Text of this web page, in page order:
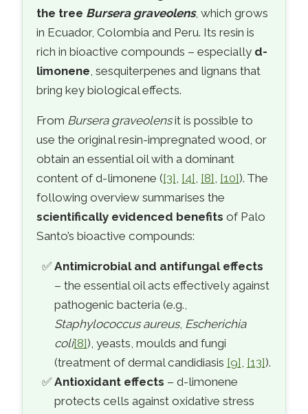
the tree Bursera graveolens, which grows
in Ecuador, Colombia and Peru. Its resin is
rich in bioactive compounds – especially d-
limonene, sesquiterpenes and lignans that
bring key biological effects.
From Bursera graveolensit is possible to
use the original resin-impregnated wood, or
obtain an essential oil with a dominant
content of d-limonene ([3], [4], [8], [10]). The
following overview summarises the
scientifically evidenced benefits of Palo
Santo’s bioactive compounds:
Antimicrobial and antifungal effects
– the essential oil acts effectively against
pathogenic bacteria (e.g.,
Staphylococcus aureus, Escherichia
coli[8]), yeasts, moulds and fungi
(treatment of dermal candidiasis [9], [13]).
Antioxidant effects – d-limonene
protects cells against oxidative stress